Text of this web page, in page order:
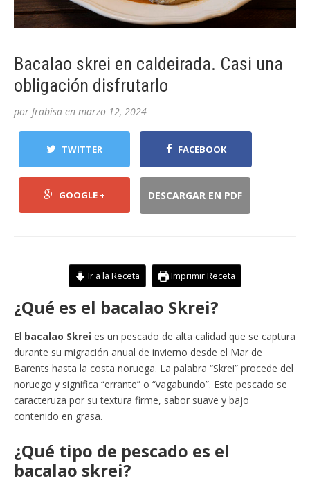
Bacalao skrei en caldeirada. Casi una
obligación disfrutarlo
por frabisa en marzo 12, 2024
TWITTER FACEBOOK
GOOGLE + DESCARGAR EN PDF
Ir a la Receta Imprimir Receta
¿Qué es el bacalao Skrei?
El bacalao Skrei es un pescado de alta calidad que se captura
durante su migración anual de invierno desde el Mar de
Barents hasta la costa noruega. La palabra “Skrei” procede del
noruego y significa “errante” o “vagabundo”. Este pescado se
caracteruza por su textura firme, sabor suave y bajo
contenido en grasa.
¿Qué tipo de pescado es el
bacalao skrei?